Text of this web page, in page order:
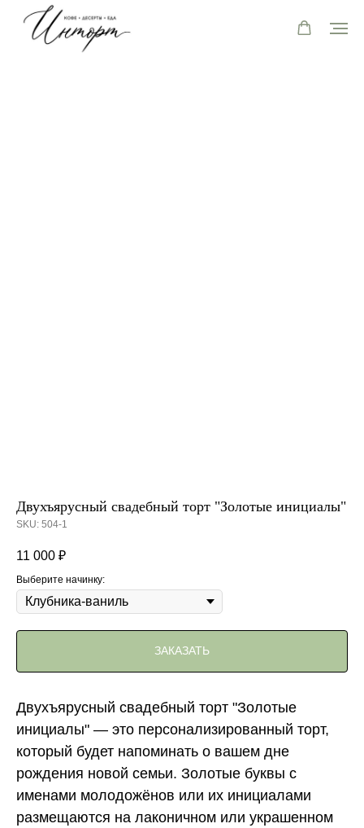
Двухъярусный свадебный торт "Золотые инициалы"
SKU: 504-1
11 000 ₽
Выберите начинку:
ЗАКАЗАТЬ
Двухъярусный свадебный торт "Золотые
инициалы" — это персонализированный торт,
который будет напоминать о вашем дне
рождения новой семьи. Золотые буквы с
именами молодожёнов или их инициалами
размещаются на лаконичном или украшенном